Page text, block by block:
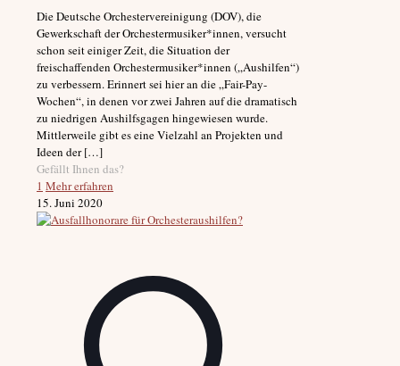
Die Deutsche Orchestervereinigung (DOV), die
Gewerkschaft der Orchestermusiker*innen, versucht
schon seit einiger Zeit, die Situation der
freischaffenden Orchestermusiker*innen („Aushilfen“)
zu verbessern. Erinnert sei hier an die „Fair-Pay-
Wochen“, in denen vor zwei Jahren auf die dramatisch
zu niedrigen Aushilfsgagen hingewiesen wurde.
Mittlerweile gibt es eine Vielzahl an Projekten und
Ideen der[…]
Gefällt Ihnen das?
1 Mehr erfahren
15. Juni 2020